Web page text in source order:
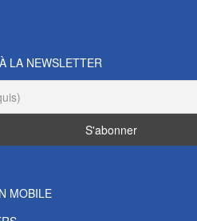
LA NEWSLETTER
MOBILE